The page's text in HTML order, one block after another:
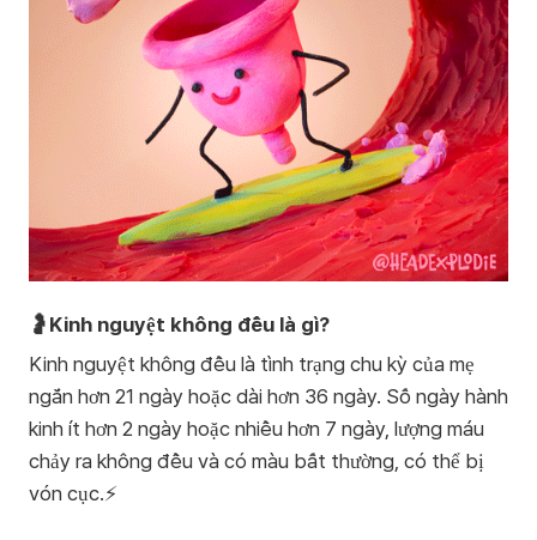
🤰Kinh nguyệt không đều là gì?
Kinh nguyệt không đều là tình trạng chu kỳ của mẹ
ngắn hơn 21 ngày hoặc dài hơn 36 ngày. Số ngày hành
kinh ít hơn 2 ngày hoặc nhiều hơn 7 ngày, lượng máu
chảy ra không đều và có màu bất thường, có thể bị
vón cục.⚡